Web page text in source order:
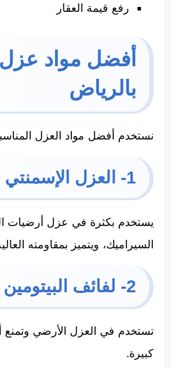
رفع قيمة العقار
أفضل مواد عزل
بالرياض
نستخدم أفضل مواد العزل
1- العزل الإسمنتي المرن
يستخدم بكثرة في عزل أرضيات
السيراميك، ويتميز بمقاومته
2- لفائف البيتومين
تستخدم في العزل الأرضي
كبيرة.